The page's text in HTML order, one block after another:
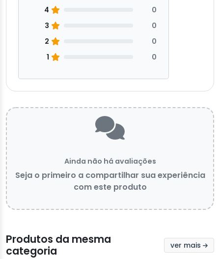
4
0
3
0
2
0
1
0
Ainda não há avaliações
Seja o primeiro a compartilhar sua experiência
com este produto
Produtos da mesma
categoria
ver mais